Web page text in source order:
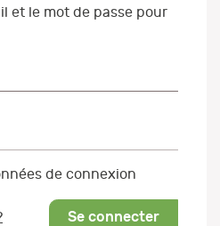
et le mot de passe pour
de connexion
Se connecter